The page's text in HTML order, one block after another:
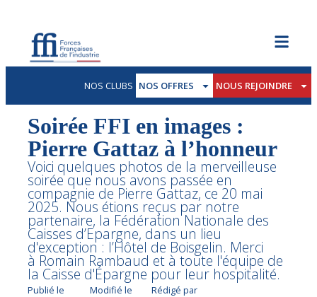
NOS CLUBS NOS OFFRES NOUS REJOINDRE
Soirée FFI en images :
Pierre Gattaz à l’honneur
Voici quelques photos de la merveilleuse
soirée que nous avons passée en
compagnie de Pierre Gattaz, ce 20 mai
2025. Nous étions reçus par notre
partenaire, la Fédération Nationale des
Caisses d’Epargne, dans un lieu
d'exception : l’Hôtel de Boisgelin. Merci
à Romain Rambaud et à toute l'équipe de
la Caisse d'Épargne pour leur hospitalité.
Publié le Modifié le Rédigé par